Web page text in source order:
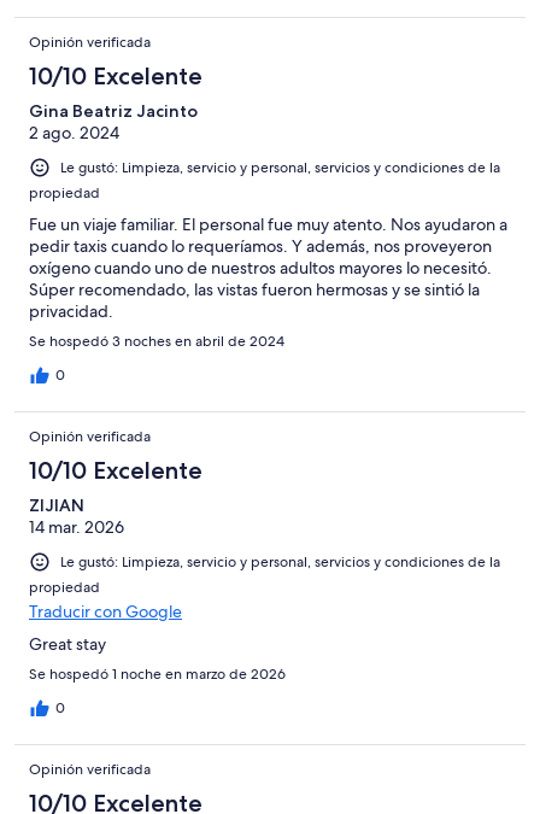
Opinión verificada
10/10 Excelente
Gina Beatriz Jacinto
2 ago. 2024
Le gustó: Limpieza, servicio y personal, servicios y condiciones de la
propiedad
Fue un viaje familiar. El personal fue muy atento. Nos ayudaron a
pedir taxis cuando lo requeríamos. Y además, nos proveyeron
oxígeno cuando uno de nuestros adultos mayores lo necesitó.
Súper recomendado, las vistas fueron hermosas y se sintió la
privacidad.
Se hospedó 3 noches en abril de 2024
0
Opinión verificada
10/10 Excelente
ZIJIAN
14 mar. 2026
Le gustó: Limpieza, servicio y personal, servicios y condiciones de la
propiedad
Traducir con Google
Great stay
Se hospedó 1 noche en marzo de 2026
0
Opinión verificada
10/10 Excelente